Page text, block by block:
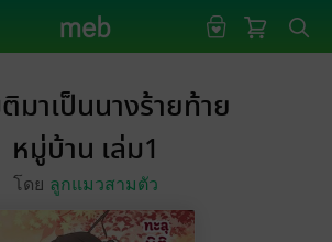
มาเป็นนางร้ายท้าย
หมู่บ้าน เล่ม1
โดย ลูกแมวสามตัว